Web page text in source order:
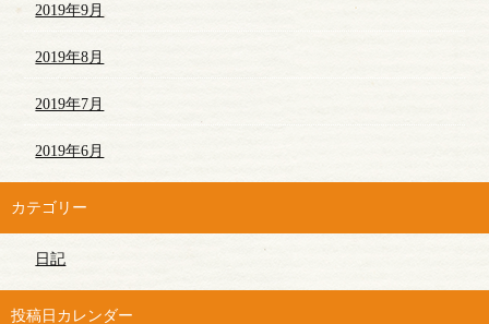
2019年9月
2019年8月
2019年7月
2019年6月
カテゴリー
日記
投稿日カレンダー